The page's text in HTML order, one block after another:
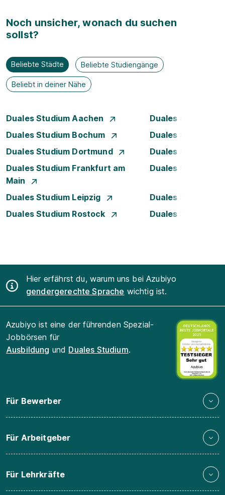
Noch unsicher, wonach du suchen
sollst?
Beliebte Städte Beliebte Studiengänge
Beliebt in deiner Nähe
Duales Studium Aachen
Duales Studium
Duales Studium Bochum
Duales Studium
Duales Studium Dortmund
Duales Studium
Duales Studium Frankfurt am
Main
Duales Studium
Duales Studium Leipzig
Duales Studium
Duales Studium Rostock
Duales Studium
Hier erfährst du, warum uns bei Azubiyo
gendergerechte Sprache wichtig ist.
Azubiyo ist eine der führenden Spezial-
Jobbörsen für
Ausbildung und Duales Studium.
Für Bewerber
Für Arbeitgeber
Für Lehrkräfte